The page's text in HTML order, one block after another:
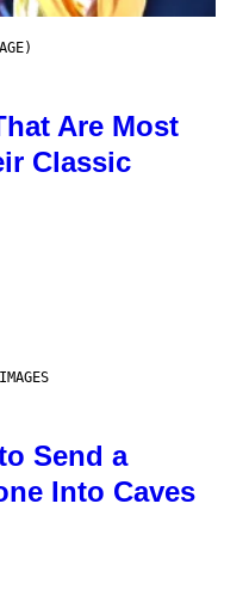
Are Most
Classic
Send a
Into Caves